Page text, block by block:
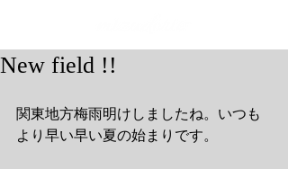
New field !!
関東地方梅雨明けしましたね。いつも
より早い早い夏の始まりです。